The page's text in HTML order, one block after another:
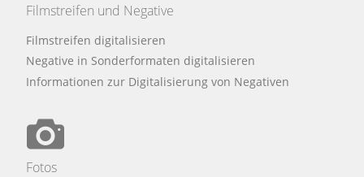
Filmstreifen und Negative
Filmstreifen digitalisieren
Negative in Sonderformaten digitalisieren
Informationen zur Digitalisierung von Negativen
Fotos